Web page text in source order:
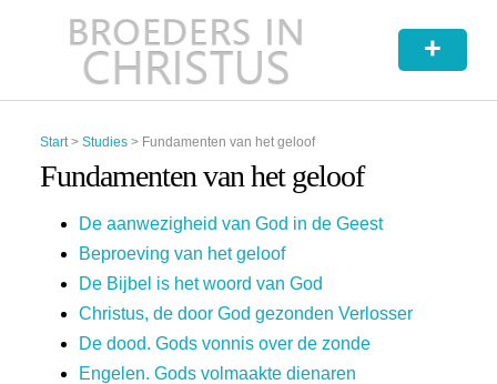
+
Start> Studies> Fundamenten van het geloof
Fundamenten van het geloof
De aanwezigheid van God in de Geest
Beproeving van het geloof
De Bijbel is het woord van God
Christus, de door God gezonden Verlosser
De dood. Gods vonnis over de zonde
Engelen. Gods volmaakte dienaren